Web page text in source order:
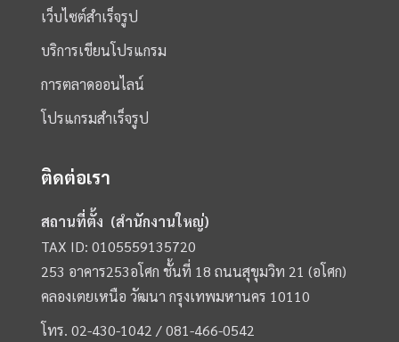
เว็บไซต์สำเร็จรูป
บริการเขียนโปรแกรม
การตลาดออนไลน์
โปรแกรมสำเร็จรูป
ติดต่อเรา
สถานที่ตั้ง (สำนักงานใหญ่)
TAX ID: 0105559135720
253 อาคาร253อโศก ชั้นที่ 18 ถนนสุขุมวิท 21 (อโศก)
คลองเตยเหนือ วัฒนา กรุงเทพมหานคร 10110
โทร.02-430-1042 /081-466-0542